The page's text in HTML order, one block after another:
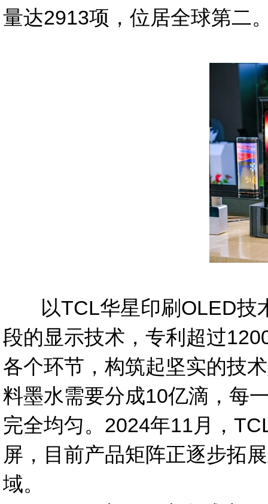
量达2913项，位居全球第二
以TCL华星印刷OLED技
段的显示技术，专利超过
各个环节，构筑起坚实的技
料墨水需要分成10亿滴，每
完全均匀。2024年11月，
屏，目前产品矩阵正逐步拓
域。